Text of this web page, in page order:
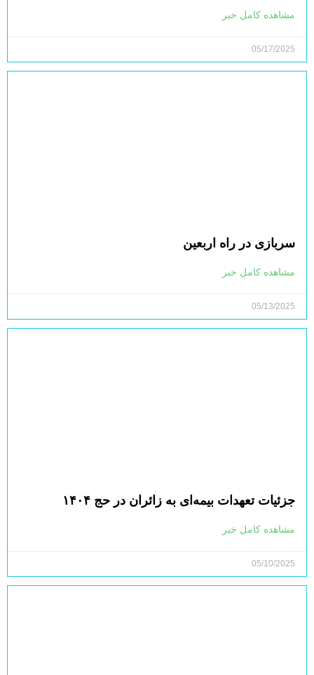
مشاهده کامل خبر
05/17/2025
سربازی در راه اربعین
مشاهده کامل خبر
05/13/2025
جزئیات تعهدات بیمه‌ای به زائران در حج ۱۴۰۴
مشاهده کامل خبر
05/10/2025